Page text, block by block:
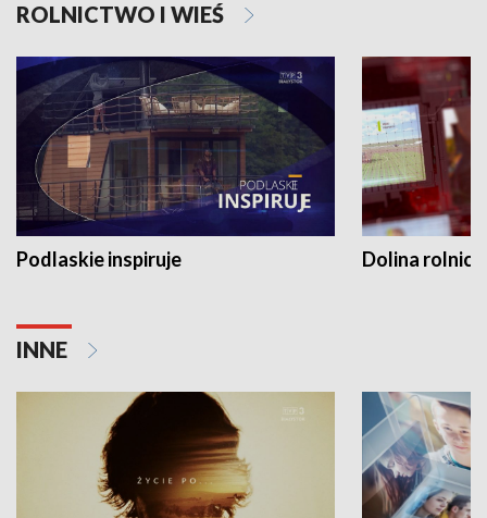
ROLNICTWO I WIEŚ
Podlaskie inspiruje Dolina
INNE